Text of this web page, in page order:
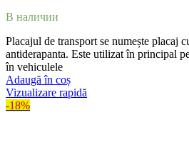
В наличии
Placajul de transport se numește placaj
antiderapanta. Este utilizat în principal
în vehiculele
Adaugă în coș
Vizualizare rapidă
-18%